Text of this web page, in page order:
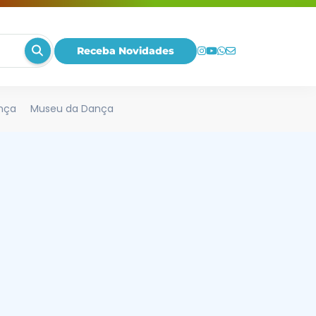
Receba Novidades
Museu da Dança